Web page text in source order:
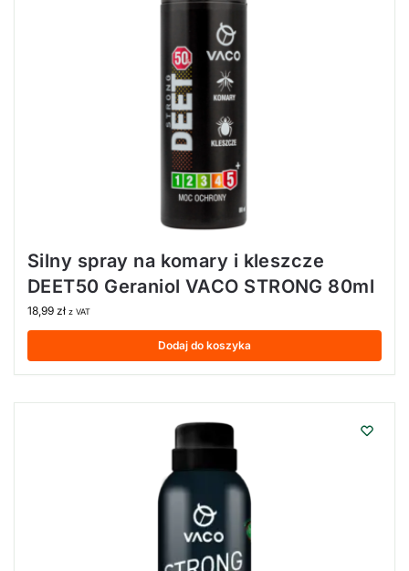
Silny spray na komary i kleszcze
DEET50 Geraniol VACO STRONG 80ml
18,99 zł z VAT
Dodaj do koszyka